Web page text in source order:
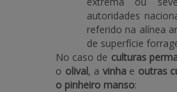
autoridades
referido na alínea
de superfície
No caso de culturas
o olival, a vinhae outras
o pinheiro manso: